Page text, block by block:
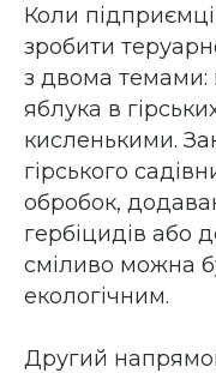
Коли
зробити
з двома
яблука в
кисленькими.
гірського
обробок,
гербіцидів або
сміливо можна
екологічним.
Другий